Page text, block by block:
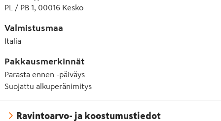
PL / PB 1, 00016 Kesko
Valmistusmaa
Italia
Pakkausmerkinnät
Parasta ennen -päiväys
Suojattu alkuperänimitys
Ravintoarvo- ja koostumustiedot